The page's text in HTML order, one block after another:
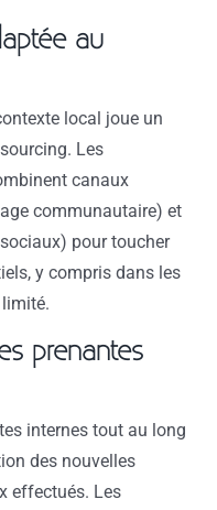
au
local joue un
Les
canaux
communautaire) et
pour toucher
y compris dans les
limité.
prenantes
internes tout au long
des nouvelles
effectués. Les